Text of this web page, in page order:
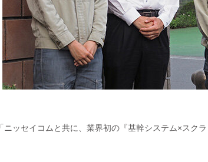
「ニッセイコムと共に、業界初の『基幹システム×スク